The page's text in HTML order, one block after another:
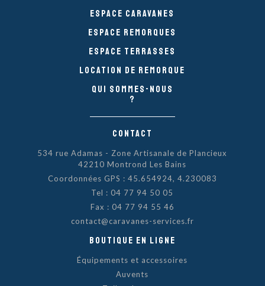
Espace caravanes
Espace remorques
Espace Terrasses
Location de remorque
Qui sommes-nous
?
Contact
534 rue Adamas - Zone Artisanale de Plancieux
42210 Montrond Les Bains
Coordonnées GPS : 45.654924, 4.230083
Tel :04 77 94 50 05
Fax : 04 77 94 55 46
contact@caravanes-services.fr
Boutique en ligne
Équipements et accessoires
Auvents